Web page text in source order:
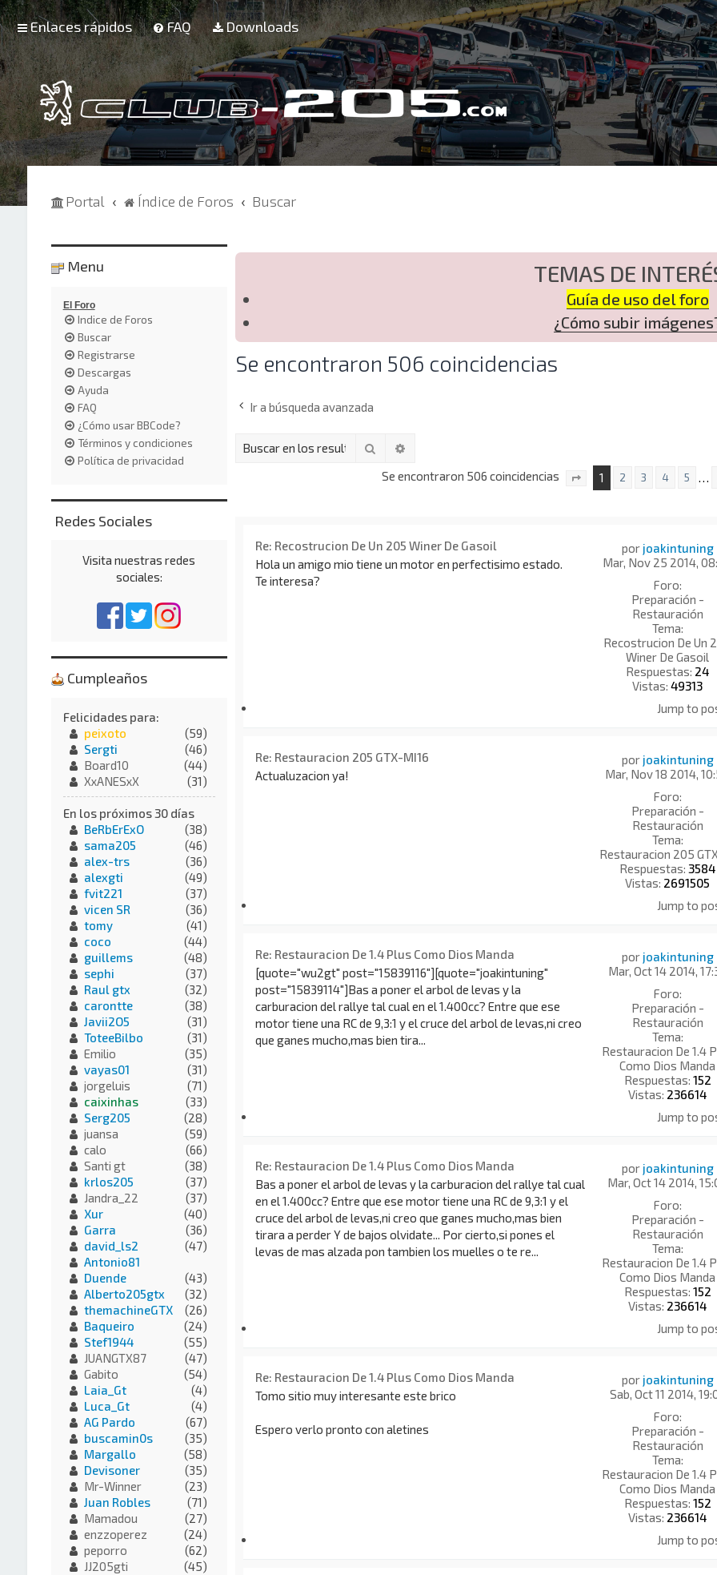
Enlaces rápidos FAQ Downloads
Portal Índice de Foros Buscar
TEMAS DE
Guía de uso del foro
¿Cómo subir
Se encontraron 506 coincidencias
Ir a búsqueda avanzada
Buscar
Se encontraron 506 coincidencias Página1 de34
1 2 3 4 5 …
por joakintuning
Mar, Nov 25 2014,
Foro:
Preparación -
Restauración
Tema:
Recostrucion De Un
Winer De Gasoil
Respuestas: 24
Vistas:49313
Re: Recostrucion De Un 205 Winer De Gasoil
Hola un amigo mio tiene un motor en perfectisimo estado.
Te interesa?
Jump to
por joakintuning
Mar, Nov 18 2014,
Foro:
Preparación -
Restauración
Tema:
Restauracion 205
Respuestas: 3584
Vistas: 2691505
Re: Restauracion 205 GTX-MI16
Actualuzacion ya!
Jump to
por joakintuning
Mar, Oct 14 2014,
Foro:
Preparación -
Restauración
Tema:
Restauracion De 1.4
Como Dios Manda
Respuestas: 152
Vistas: 236614
Re: Restauracion De 1.4 Plus Como Dios Manda
[quote="wu2gt" post="15839116"][quote="joakintuning"
post="15839114"]Bas a poner el arbol de levas y la
carburacion del rallye tal cual en el 1.400cc? Entre que ese
motor tiene una RC de 9,3:1 y el cruce del arbol de levas,ni creo
que ganes mucho,mas bien tira...
Jump to
por joakintuning
Mar, Oct 14 2014,
Foro:
Preparación -
Restauración
Tema:
Restauracion De 1.4
Como Dios Manda
Respuestas: 152
Vistas: 236614
Re: Restauracion De 1.4 Plus Como Dios Manda
Bas a poner el arbol de levas y la carburacion del rallye tal cual
en el 1.400cc? Entre que ese motor tiene una RC de 9,3:1 y el
cruce del arbol de levas,ni creo que ganes mucho,mas bien
tirara a perder Y de bajos olvidate... Por cierto,si pones el
levas de mas alzada pon tambien los muelles o te re...
Jump to
por joakintuning
Sab, Oct 11 2014,
Foro:
Preparación -
Restauración
Tema:
Restauracion De 1.4
Como Dios Manda
Respuestas: 152
Vistas: 236614
Re: Restauracion De 1.4 Plus Como Dios Manda
Tomo sitio muy interesante este brico
Espero verlo pronto con aletines
Jump to
Menu
El Foro
Indice de Foros
Buscar
Registrarse
Descargas
Ayuda
FAQ
¿Cómo usar BBCode?
Términos y condiciones
Política de privacidad
Redes Sociales
Visita nuestras redes
sociales:
Cumpleaños
Felicidades para:
peixoto
(59)
Sergti
(46)
Board10
(44)
XxANESxX
(31)
En los próximos 30 días
BeRbErExO
(38)
sama205
(46)
alex-trs
(36)
alexgti
(49)
fvit221
(37)
vicen SR
(36)
tomy
(41)
coco
(44)
guillems
(48)
sephi
(37)
Raul gtx
(32)
carontte
(38)
Javii2O5
(31)
ToteeBilbo
(31)
Emilio
(35)
vayas01
(31)
jorgeluis
(71)
caixinhas
(33)
Serg205
(28)
juansa
(59)
calo
(66)
Santi gt
(38)
krlos205
(37)
Jandra_22
(37)
Xur
(40)
Garra
(36)
david_ls2
(47)
Antonio81
Duende
(43)
Alberto205gtx
(32)
themachineGTX
(26)
Baqueiro
(24)
Stef1944
(55)
JUANGTX87
(47)
Gabito
(54)
Laia_Gt
(4)
Luca_Gt
(4)
AG Pardo
(67)
buscamin0s
(35)
Margallo
(58)
Devisoner
(35)
Mr-Winner
(23)
Juan Robles
(71)
Mamadou
(27)
enzzoperez
(24)
peporro
(62)
JJ205gti
(45)